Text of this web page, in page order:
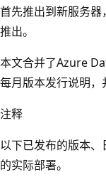
首先推出到新服务
推出。
本文合并了Azure
每月版本发行说明，
注释
以下已发布的版本
的实际部署。